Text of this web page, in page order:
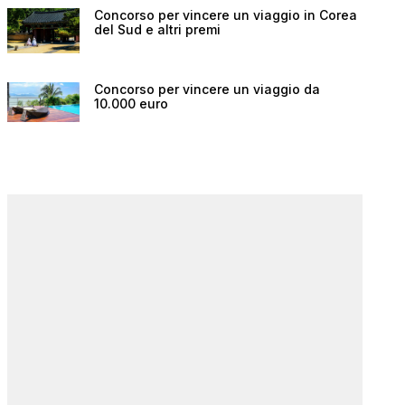
Concorso per vincere un viaggio in Corea
del Sud e altri premi
Concorso per vincere un viaggio da
10.000 euro